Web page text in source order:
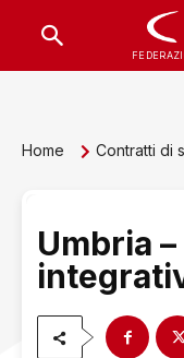
Home Contratti di
Umbria